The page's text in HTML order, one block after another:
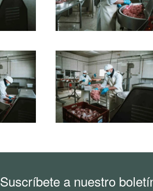
Ampliar
Suscríbete a nuestro